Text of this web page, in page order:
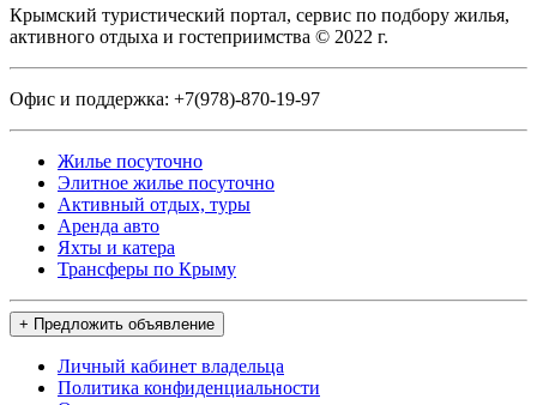
Крымский туристический портал, сервис по подбору жилья,
активного отдыха и гостеприимства © 2022 г.
Офис и поддержка: +7(978)-870-19-97
Жилье посуточно
Элитное жилье посуточно
Активный отдых, туры
Аренда авто
Яхты и катера
Трансферы по Крыму
+ Предложить объявление
Личный кабинет владельца
Политика конфиденциальности